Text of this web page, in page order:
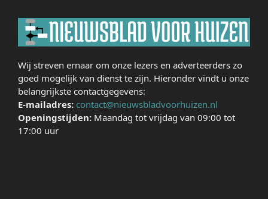
Wij streven ernaar om onze lezers en adverteerders zo
goed mogelijk van dienst te zijn. Hieronder vindt u onze
belangrijkste contactgegevens:
E-mailadres: contact@nieuwsbladvoorhuizen.nl
Openingstijden: Maandag tot vrijdag van 09:00 tot
17:00 uur